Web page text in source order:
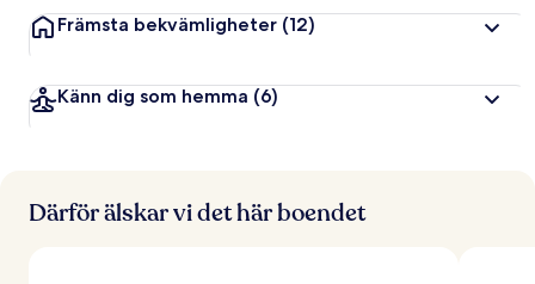
Främsta bekvämligheter (12)
Känn dig som hemma (6)
Därför älskar vi det här boendet